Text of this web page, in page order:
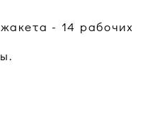
- 14 рабочих